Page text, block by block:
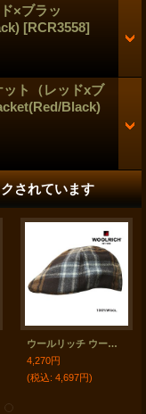
×ブラッ
[RCR3558]
ト（レッドxブ
Black)
されています
ウールリッチ ウール ドライビング キャップ（ブラウン）/Woolrich Driving Cap(Brown)
4,270円
(税込: 4,697円)